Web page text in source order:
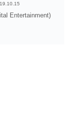
Entertainment)